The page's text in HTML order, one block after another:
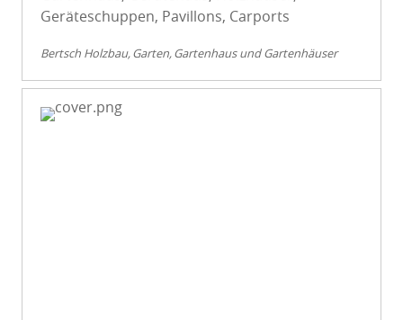
Geräteschuppen, Pavillons, Carports
Bertsch Holzbau Garten Gartenhaus und Gartenhäuser